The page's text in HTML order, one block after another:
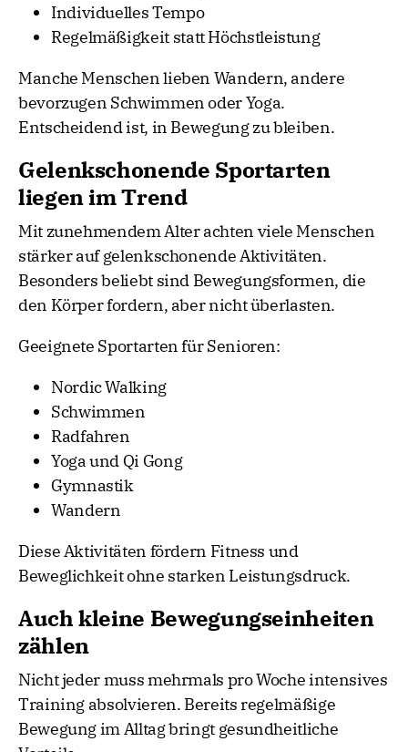
Individuelles Tempo
Regelmäßigkeit statt Höchstleistung
Manche Menschen lieben Wandern, andere
bevorzugen Schwimmen oder Yoga.
Entscheidend ist, in Bewegung zu bleiben.
Gelenkschonende Sportarten
liegen im Trend
Mit zunehmendem Alter achten viele Menschen
stärker auf gelenkschonende Aktivitäten.
Besonders beliebt sind Bewegungsformen, die
den Körper fordern, aber nicht überlasten.
Geeignete Sportarten für Senioren:
Nordic Walking
Schwimmen
Radfahren
Yoga und Qi Gong
Gymnastik
Wandern
Diese Aktivitäten fördern Fitness und
Beweglichkeit ohne starken Leistungsdruck.
Auch kleine Bewegungseinheiten
zählen
Nicht jeder muss mehrmals pro Woche intensives
Training absolvieren. Bereits regelmäßige
Bewegung im Alltag bringt gesundheitliche